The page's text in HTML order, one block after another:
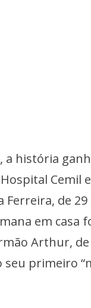
a história
Cemil
Ferreira, de
em casa
Arthur,
primeiro